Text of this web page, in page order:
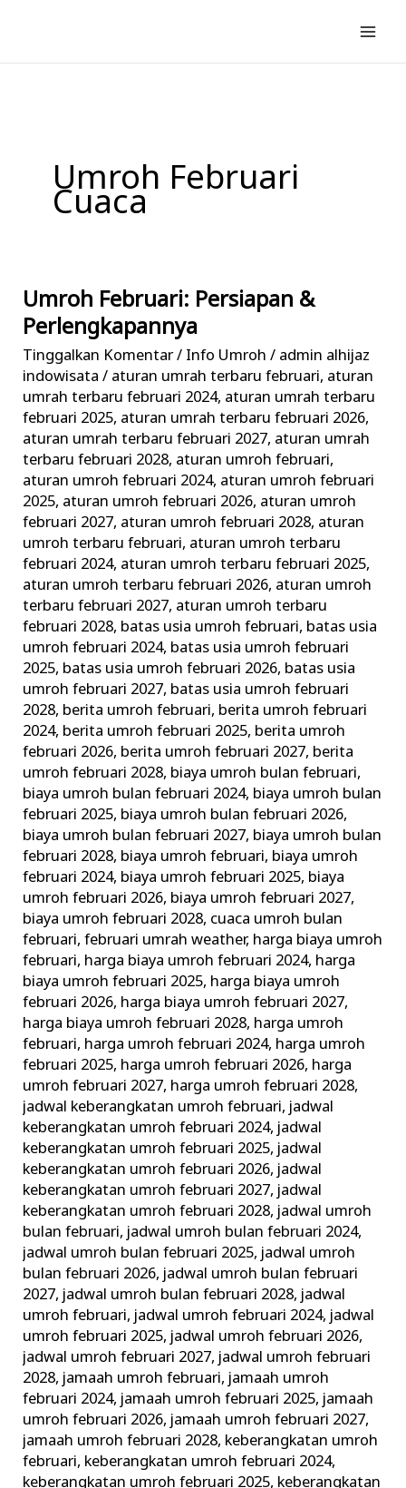
konten
Umroh Februari
Cuaca
Umroh Februari: Persiapan &
Perlengkapannya
Tinggalkan Komentar/ Info Umroh / admin alhijaz
indowisata/ aturan umrah terbaru februari, aturan
umrah terbaru februari 2024, aturan umrah terbaru
februari 2025, aturan umrah terbaru februari 2026,
aturan umrah terbaru februari 2027, aturan umrah
terbaru februari 2028, aturan umroh februari,
aturan umroh februari 2024, aturan umroh februari
2025, aturan umroh februari 2026, aturan umroh
februari 2027, aturan umroh februari 2028, aturan
umroh terbaru februari, aturan umroh terbaru
februari 2024, aturan umroh terbaru februari 2025,
aturan umroh terbaru februari 2026, aturan umroh
terbaru februari 2027, aturan umroh terbaru
februari 2028, batas usia umroh februari, batas usia
umroh februari 2024, batas usia umroh februari
2025, batas usia umroh februari 2026, batas usia
umroh februari 2027, batas usia umroh februari
2028, berita umroh februari, berita umroh februari
2024, berita umroh februari 2025, berita umroh
februari 2026, berita umroh februari 2027, berita
umroh februari 2028, biaya umroh bulan februari,
biaya umroh bulan februari 2024, biaya umroh bulan
februari 2025, biaya umroh bulan februari 2026,
biaya umroh bulan februari 2027, biaya umroh bulan
februari 2028, biaya umroh februari, biaya umroh
februari 2024, biaya umroh februari 2025, biaya
umroh februari 2026, biaya umroh februari 2027,
biaya umroh februari 2028, cuaca umroh bulan
februari,februari umrah weather, harga biaya umroh
februari, harga biaya umroh februari 2024, harga
biaya umroh februari 2025, harga biaya umroh
februari 2026, harga biaya umroh februari 2027,
harga biaya umroh februari 2028, harga umroh
februari, harga umroh februari 2024, harga umroh
februari 2025, harga umroh februari 2026, harga
umroh februari 2027, harga umroh februari 2028,
jadwal keberangkatan umroh februari, jadwal
keberangkatan umroh februari 2024, jadwal
keberangkatan umroh februari 2025, jadwal
keberangkatan umroh februari 2026, jadwal
keberangkatan umroh februari 2027, jadwal
keberangkatan umroh februari 2028, jadwal umroh
bulan februari, jadwal umroh bulan februari 2024,
jadwal umroh bulan februari 2025, jadwal umroh
bulan februari 2026, jadwal umroh bulan februari
2027, jadwal umroh bulan februari 2028, jadwal
umroh februari, jadwal umroh februari 2024, jadwal
umroh februari 2025, jadwal umroh februari 2026,
jadwal umroh februari 2027, jadwal umroh februari
2028, jamaah umroh februari, jamaah umroh
februari 2024, jamaah umroh februari 2025, jamaah
umroh februari 2026, jamaah umroh februari 2027,
jamaah umroh februari 2028, keberangkatan umroh
februari, keberangkatan umroh februari 2024,
keberangkatan umroh februari 2025, keberangkatan
Umroh
Februari:
Persiapan
&
Perlengkapannya